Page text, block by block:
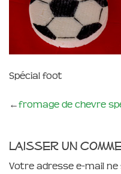
Spécial foot
←fromage de chevre
Laisser un
Votre adresse e-mail ne